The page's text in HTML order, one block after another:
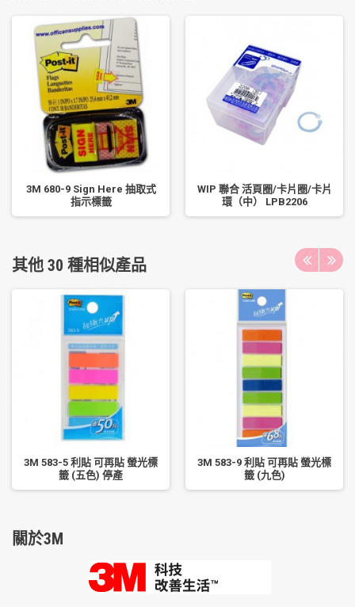
3M 680-9 Sign Here 抽取式
指示標籤
WIP 聯合 活頁圈/卡片圈/卡片
環（中） LPB2206
其他 30 種相似產品
3M 583-5 利貼 可再貼 螢光標
籤 (五色) 停產
3M 583-9 利貼 可再貼 螢光標
籤 (九色)
關於3M